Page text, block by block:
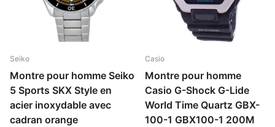
Seiko
Montre pour homme Seiko
5 Sports SKX Style en
acier inoxydable avec
cadran orange
Casio
Montre pour homme
Casio G-Shock G-Lide
World Time Quartz GBX-
100-1 GBX100-1 200M